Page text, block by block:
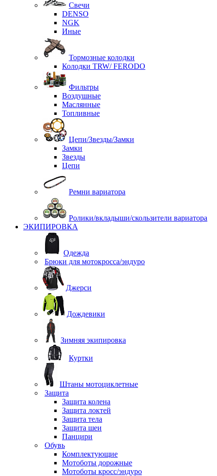
Свечи
DENSO
NGK
Иные
Тормозные колодки
Колодки TRW/ FERODO
Фильтры
Воздушные
Маслянные
Топливные
Цепи/Звезды/Замки
Замки
Звезды
Цепи
Ремни вариатора
Ролики/вкладыши/скользители вариатора
ЭКИПИРОВКА
Одежда
Брюки для мотокросса/эндуро
Джерси
Дождевики
Зимняя экипировка
Куртки
Штаны мотоциклетные
Защита
Защита колена
Защита локтей
Защита тела
Защита шеи
Панцири
Обувь
Комплектующие
Мотоботы дорожные
Мотоботы кросс/эндуро